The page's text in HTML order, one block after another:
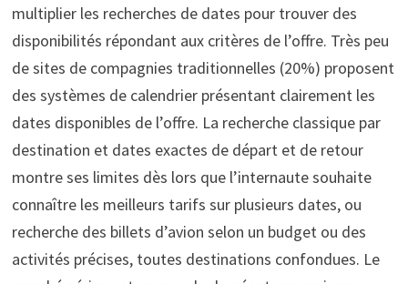
multiplier les recherches de dates pour trouver des
disponibilités répondant aux critères de l’offre. Très peu
de sites de compagnies traditionnelles (20%) proposent
des systèmes de calendrier présentant clairement les
dates disponibles de l’offre. La recherche classique par
destination et dates exactes de départ et de retour
montre ses limites dès lors que l’internaute souhaite
connaître les meilleurs tarifs sur plusieurs dates, ou
recherche des billets d’avion selon un budget ou des
activités précises, toutes destinations confondues. Le